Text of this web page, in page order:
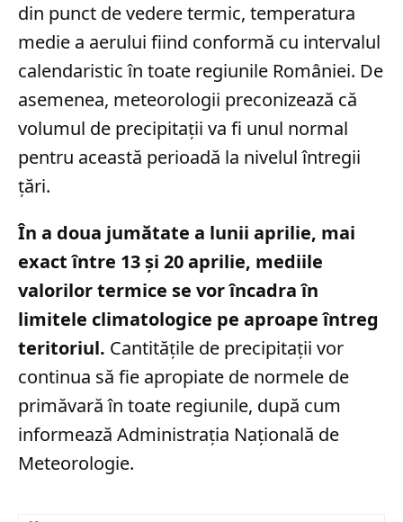
din punct de vedere termic, temperatura
medie a aerului fiind conformă cu intervalul
calendaristic în toate regiunile României. De
asemenea, meteorologii preconizează că
volumul de precipitații va fi unul normal
pentru această perioadă la nivelul întregii
țări.
În a doua jumătate a lunii aprilie, mai
exact între 13 și 20 aprilie, mediile
valorilor termice se vor încadra în
limitele climatologice pe aproape întreg
teritoriul. Cantitățile de precipitații vor
continua să fie apropiate de normele de
primăvară în toate regiunile, după cum
informează Administrația Națională de
Meteorologie.